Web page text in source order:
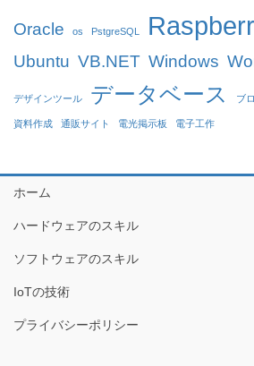
Oracle os PstgreSQL
Ubuntu VB.NET Windows
デザインツール データベース ブ
資料作成 通販サイト 電光掲示板 電子工作
ホーム
ハードウェアのスキル
ソフトウェアのスキル
IoTの技術
プライバシーポリシー